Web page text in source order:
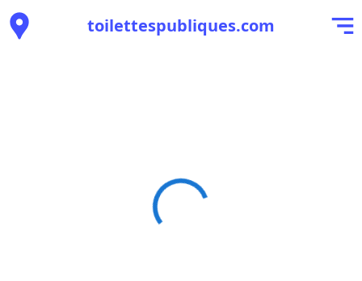
toilettespubliques.com